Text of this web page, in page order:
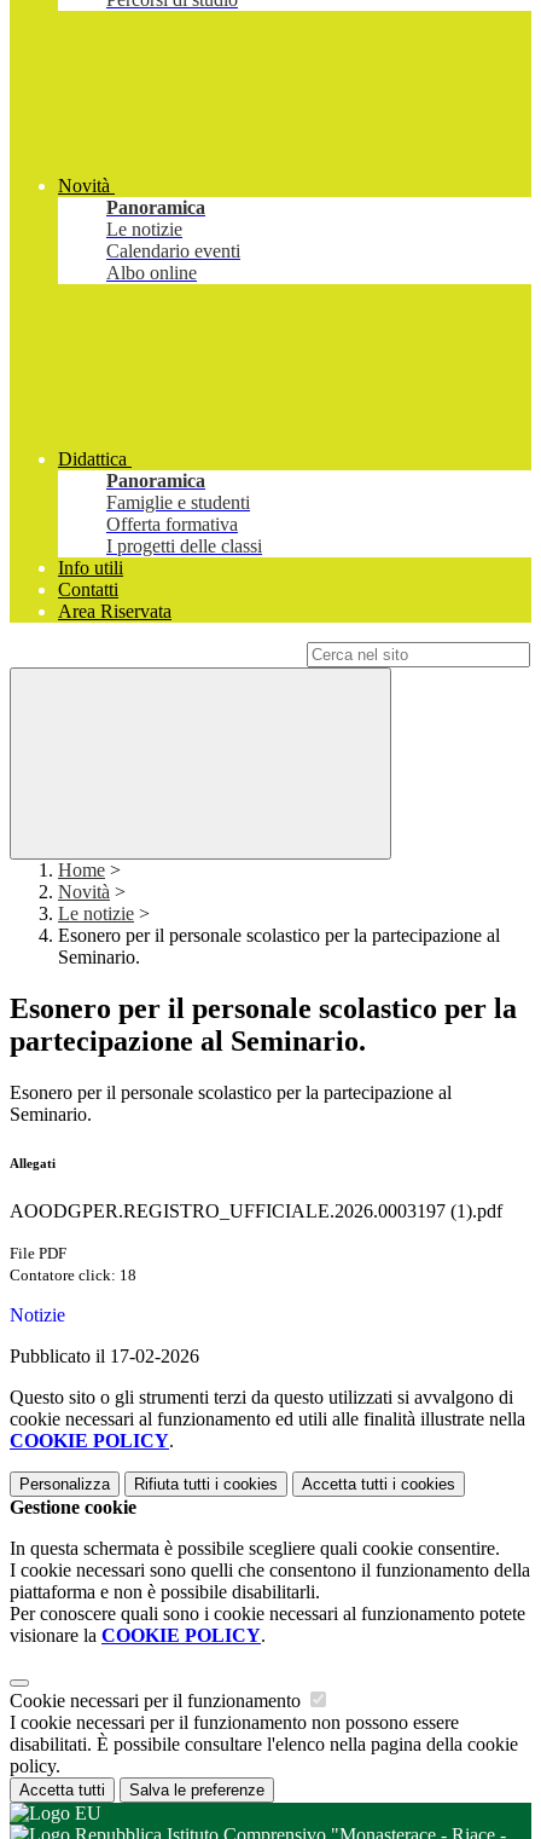
Novità
Panoramica
Le notizie
Calendario eventi
Albo online
Didattica
Panoramica
Famiglie e studenti
Offerta formativa
I progetti delle classi
Info utili
Contatti
Area Riservata
Home >
Novità >
Le notizie >
Esonero per il personale scolastico per la partecipazione al
Seminario.
Esonero per il personale scolastico per la
partecipazione al Seminario.
Esonero per il personale scolastico per la partecipazione al
Seminario.
Allegati
AOODGPER.REGISTRO_UFFICIALE.2026.0003197 (1).pdf
File PDF
Contatore click: 18
Notizie
Pubblicato il 17-02-2026
Questo sito o gli strumenti terzi da questo utilizzati si avvalgono di
cookie necessari al funzionamento ed utili alle finalità illustrate nella
COOKIE POLICY.
Personalizza Rifiuta tutti i cookies Accetta tutti i cookies
Gestione cookie
In questa schermata è possibile scegliere quali cookie consentire.
I cookie necessari sono quelli che consentono il funzionamento della
piattaforma e non è possibile disabilitarli.
Per conoscere quali sono i cookie necessari al funzionamento potete
visionare la COOKIE POLICY.
Cookie necessari per il funzionamento
I cookie necessari per il funzionamento non possono essere
disabilitati. È possibile consultare l'elenco nella pagina della cookie
policy.
Accetta tutti Salva le preferenze
Istituto Comprensivo "Monasterace - Riace -